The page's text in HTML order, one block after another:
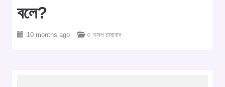
বলে?
10 months ago ○ ফসল চাষাবাদ